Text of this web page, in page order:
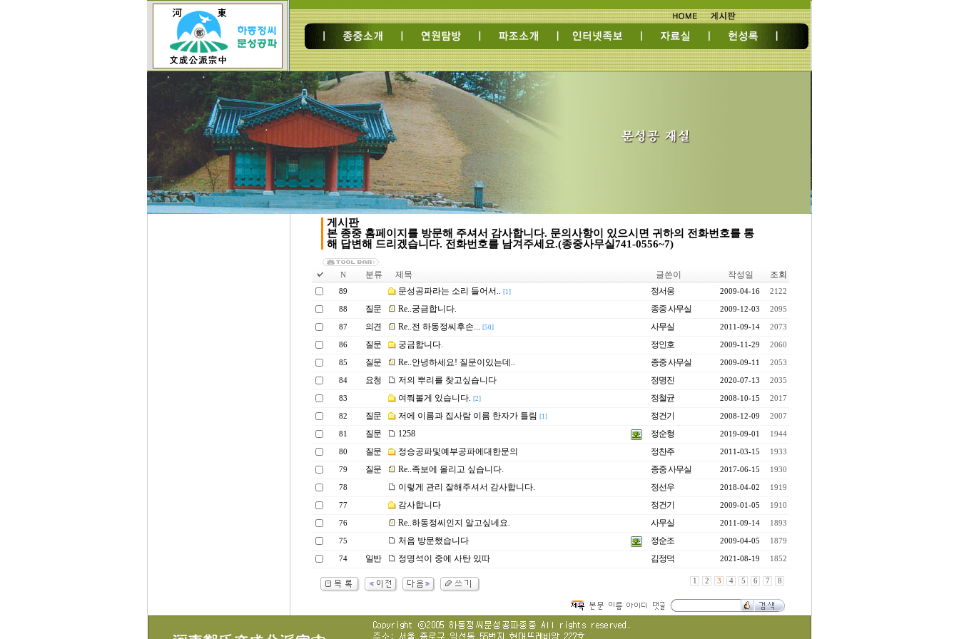
게시판
본 종중 홈페이지를 방문해 주셔서 감사합니다. 문의사항이 있으시면 귀하의 전화번호를 통
해 답변해 드리겠습니다. 전화번호를 남겨주세요.(종중사무실741-0556~7)
N 분류 제목 글쓴이 작성일 조회
89 문성공파라는 소리 들어서.. [1] 정서웅 2009-04-16 2122
88 질문 Re..궁금합니다. 종중 사무실 2009-12-03 2095
87 의견 Re..전 하동정씨후손... [50] 사무실 2011-09-14 2073
86 질문 궁금합니다. 정인호 2009-11-29 2060
85 질문 Re..안녕하세요! 질문이있는데.. 종중 사무실 2009-09-11 2053
84 요청 저의 뿌리를 찾고싶습니다 정명진 2020-07-13 2035
83 여쭤볼게 있습니다. [2] 정철균 2008-10-15 2017
82 질문 저에 이름과 집사람 이름 한자가 틀림 [1] 정건기 2008-12-09 2007
81 질문 1258 정순형 2019-09-01 1944
80 질문 정승공파및예부공파에대한문의 정찬주 2011-03-15 1933
79 질문 Re..족보에 올리고 싶습니다. 종중 사무실 2017-06-15 1930
78 이렇게 관리 잘해주셔서 감사합니다. 정선우 2018-04-02 1919
77 감사합니다 정건기 2009-01-05 1910
76 Re..하동정씨인지 알고싶네요. 사무실 2011-09-14 1893
75 처음 방문했습니다 정순조 2009-04-05 1879
74 일반 정명석이 중에 사탄 있따 김정덕 2021-08-19 1852
1 2 3 4 5 6 7 8